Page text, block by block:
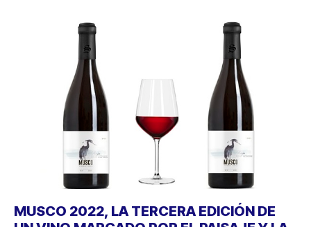
MUSCO 2022, LA TERCERA EDICIÓN DE